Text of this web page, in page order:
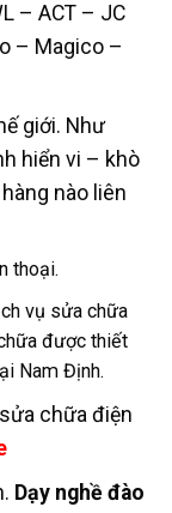
– ACT – JC
– Magico –
giới. Như
hiển vi – khò
nào liên
thoại.
vụ sửa chữa
được thiết
Nam Định.
chữa điện
Dạy nghề đào